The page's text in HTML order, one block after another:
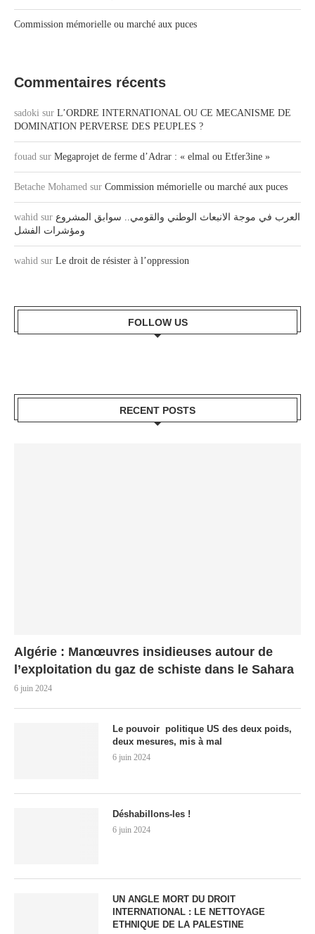
Commission mémorielle ou marché aux puces
Commentaires récents
sadoki sur L’ORDRE INTERNATIONAL OU CE MECANISME DE
DOMINATION PERVERSE DES PEUPLES ?
fouad sur Megaprojet de ferme d’Adrar : « elmal ou Etfer3ine »
Betache Mohamed sur Commission mémorielle ou marché aux puces
wahid sur العرب في موجة الانبعاث الوطني والقومي.. سوابق المشروع
ومؤشرات الفشل
wahid sur Le droit de résister à l’oppression
FOLLOW US
RECENT POSTS
Algérie : Manœuvres insidieuses autour de
l’exploitation du gaz de schiste dans le Sahara
6 juin 2024
Le pouvoir politique US des deux poids,
deux mesures, mis à mal
6 juin 2024
Déshabillons-les !
6 juin 2024
UN ANGLE MORT DU DROIT
INTERNATIONAL : LE NETTOYAGE
ETHNIQUE DE LA PALESTINE